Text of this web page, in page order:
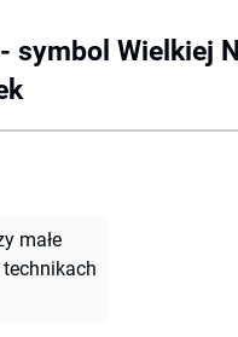
symbol Wielkiej
małe